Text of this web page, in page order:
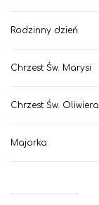
Rodzinny dzień
Chrzest Św. Marysi
Chrzest Św. Oliwiera
Majorka